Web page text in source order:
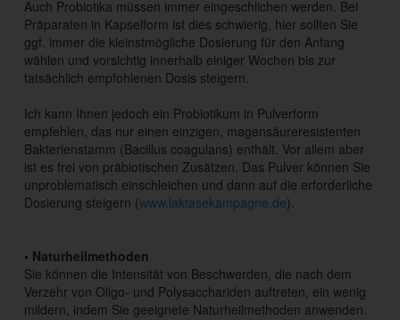
Auch Probiotika müssen immer eingeschlichen werden. Bei
Präparaten in Kapselform ist dies schwierig, hier sollten Sie
ggf. immer die kleinstmögliche Dosierung für den Anfang
wählen und vorsichtig innerhalb einiger Wochen bis zur
tatsächlich empfohlenen Dosis steigern.
Ich kann Ihnen jedoch ein Probiotikum in Pulverform
empfehlen, das nur einen einzigen, magensäureresistenten
Bakterienstamm (Bacillus coagulans) enthält. Vor allem aber
ist es frei von präbiotischen Zusätzen. Das Pulver können Sie
unproblematisch einschleichen und dann auf die erforderliche
Dosierung steigern (www.laktasekampagne.de).
• Naturheilmethoden
Sie können die Intensität von Beschwerden, die nach dem
Verzehr von Oligo- und Polysacchariden auftreten, ein wenig
mildern, indem Sie geeignete Naturheilmethoden anwenden.